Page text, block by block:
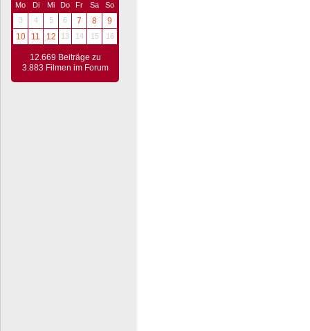
Mo Di Mi Do Fr Sa
So
3
4 5 6 7 8
9
10
11 12 13 14 15 16
12.669 Beiträge zu
3.883 Filmen im Forum